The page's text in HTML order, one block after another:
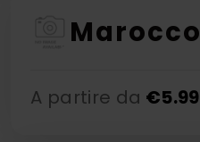
Marocco
A partire da €5.99